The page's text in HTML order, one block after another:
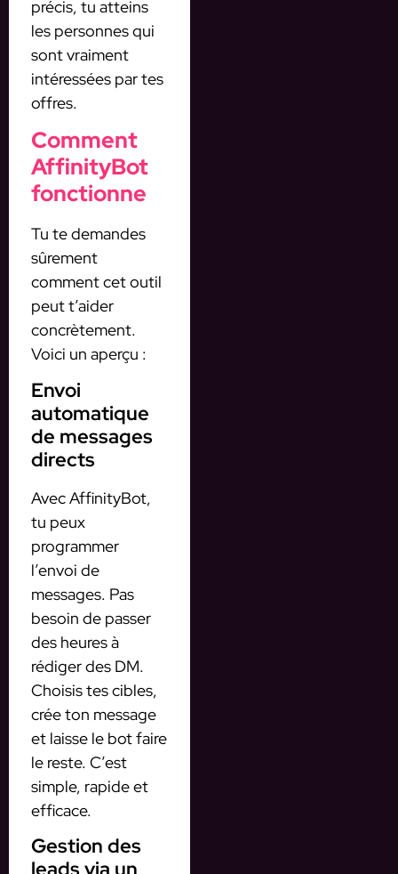
précis, tu atteins
les personnes qui
sont vraiment
intéressées par tes
offres.
Comment
AffinityBot
fonctionne
Tu te demandes
sûrement
comment cet outil
peut t’aider
concrètement.
Voici un aperçu :
Envoi
automatique
de messages
directs
Avec AffinityBot,
tu peux
programmer
l’envoi de
messages. Pas
besoin de passer
des heures à
rédiger des DM.
Choisis tes cibles,
crée ton message
et laisse le bot faire
le reste. C’est
simple, rapide et
efficace.
Gestion des